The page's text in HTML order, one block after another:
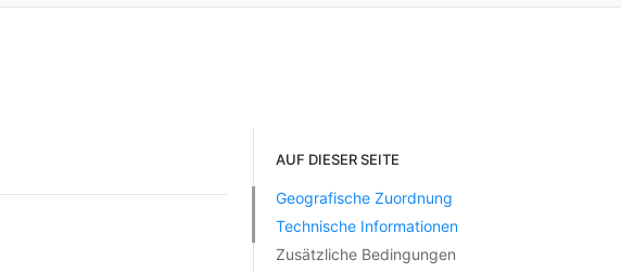
AUF DIESER SEITE
Geografische Zuordnung
Technische Informationen
Zusätzliche Bedingungen